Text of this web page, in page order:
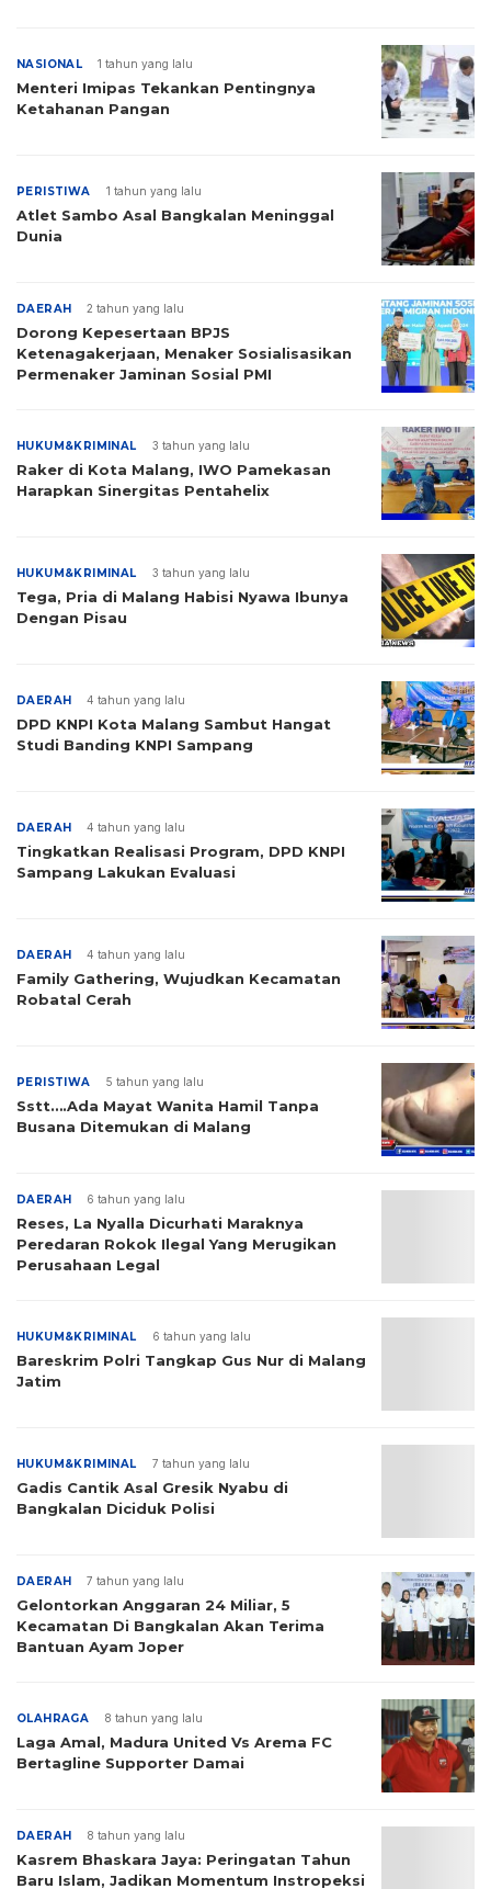
NASIONAL 1 tahun yang lalu
Menteri Imipas Tekankan Pentingnya
Ketahanan Pangan
PERISTIWA 1 tahun yang lalu
Atlet Sambo Asal Bangkalan Meninggal
Dunia
DAERAH 2 tahun yang lalu
Dorong Kepesertaan BPJS
Ketenagakerjaan, Menaker Sosialisasikan
Permenaker Jaminan Sosial PMI
HUKUM&KRIMINAL 3 tahun yang lalu
Raker di Kota Malang, IWO Pamekasan
Harapkan Sinergitas Pentahelix
HUKUM&KRIMINAL 3 tahun yang lalu
Tega, Pria di Malang Habisi Nyawa Ibunya
Dengan Pisau
DAERAH 4 tahun yang lalu
DPD KNPI Kota Malang Sambut Hangat
Studi Banding KNPI Sampang
DAERAH 4 tahun yang lalu
Tingkatkan Realisasi Program, DPD KNPI
Sampang Lakukan Evaluasi
DAERAH 4 tahun yang lalu
Family Gathering, Wujudkan Kecamatan
Robatal Cerah
PERISTIWA 5 tahun yang lalu
Sstt….Ada Mayat Wanita Hamil Tanpa
Busana Ditemukan di Malang
DAERAH 6 tahun yang lalu
Reses, La Nyalla Dicurhati Maraknya
Peredaran Rokok Ilegal Yang Merugikan
Perusahaan Legal
HUKUM&KRIMINAL 6 tahun yang lalu
Bareskrim Polri Tangkap Gus Nur di Malang
Jatim
HUKUM&KRIMINAL 7 tahun yang lalu
Gadis Cantik Asal Gresik Nyabu di
Bangkalan Diciduk Polisi
DAERAH 7 tahun yang lalu
Gelontorkan Anggaran 24 Miliar, 5
Kecamatan Di Bangkalan Akan Terima
Bantuan Ayam Joper
OLAHRAGA 8 tahun yang lalu
Laga Amal, Madura United Vs Arema FC
Bertagline Supporter Damai
DAERAH 8 tahun yang lalu
Kasrem Bhaskara Jaya: Peringatan Tahun
Baru Islam, Jadikan Momentum Instropeksi